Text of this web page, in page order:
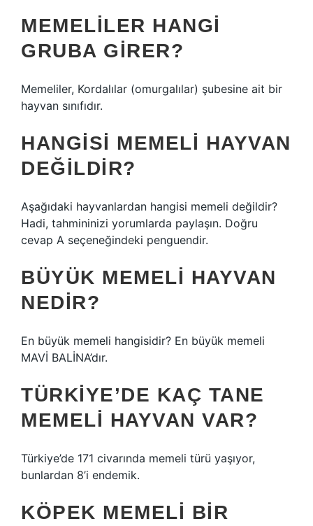
MEMELILER HANGI
GRUBA GIRER?
Memeliler, Kordalılar (omurgalılar) şubesine ait bir
hayvan sınıfıdır.
HANGISI MEMELI HAYVAN
DEĞILDIR?
Aşağıdaki hayvanlardan hangisi memeli değildir?
Hadi, tahmininizi yorumlarda paylaşın. Doğru
cevap A seçeneğindeki penguendir.
BÜYÜK MEMELI HAYVAN
NEDIR?
En büyük memeli hangisidir? En büyük memeli
MAVİ BALİNA’dır.
TÜRKIYE’DE KAÇ TANE
MEMELI HAYVAN VAR?
Türkiye’de 171 civarında memeli türü yaşıyor,
bunlardan 8’i endemik.
KÖPEK MEMELI BIR